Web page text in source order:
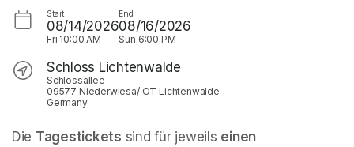
Start
08/14/2026
Fri 10:00 AM
End
08/16/2026
Sun 6:00 PM
Schloss Lichtenwalde
Schlossallee
09577 Niederwiesa/ OT Lichtenwalde
Germany
Die Tagestickets sind für jeweils einen